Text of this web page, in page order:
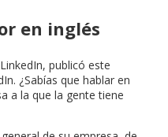
en inglés
publicó este
¿Sabías que hablar en
a la que la gente tiene